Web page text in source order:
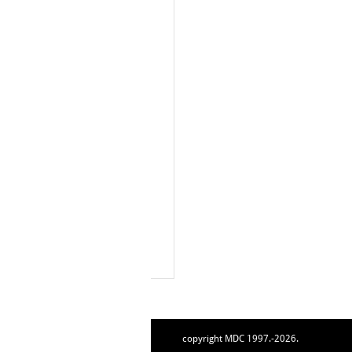
copyright MDC 1997.-2026.